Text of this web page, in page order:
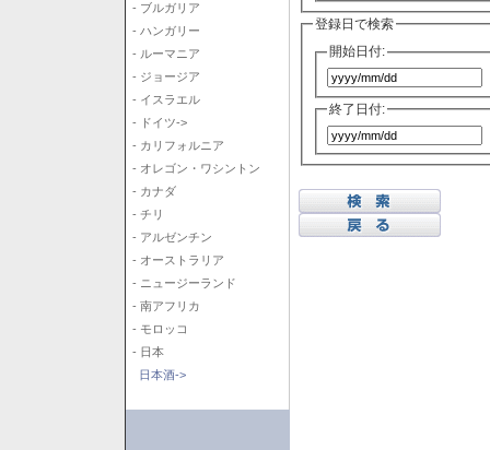
- ブルガリア
- ハンガリー
- ルーマニア
- ジョージア
- イスラエル
- ドイツ->
- カリフォルニア
- オレゴン・ワシントン
- カナダ
- チリ
- アルゼンチン
- オーストラリア
- ニュージーランド
- 南アフリカ
- モロッコ
- 日本
日本酒->
登録日で検索
開始日付:
終了日付: